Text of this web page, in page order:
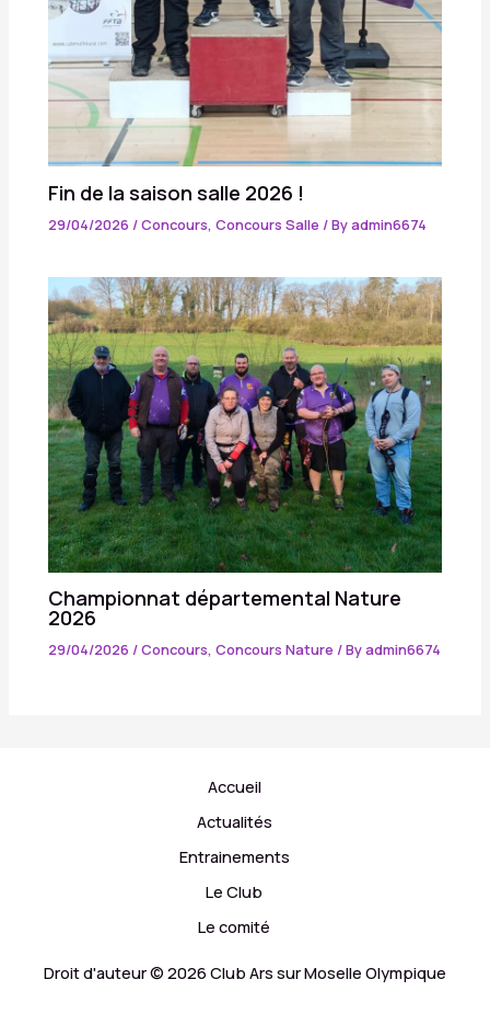
Fin de la saison salle 2026 !
29/04/2026 /Concours,Concours Salle / Byadmin6674
Championnat départemental Nature
2026
29/04/2026 /Concours,Concours Nature / Byadmin6674
Accueil
Actualités
Entrainements
Le Club
Le comité
Droit d'auteur © 2026 Club Ars sur Moselle Olympique